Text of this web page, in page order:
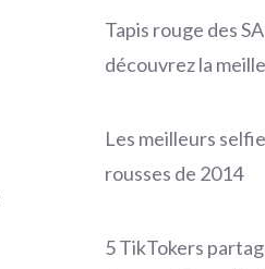
Tapis rouge des
découvrez la
Les meilleurs
rousses de 2014
5 TikTokers